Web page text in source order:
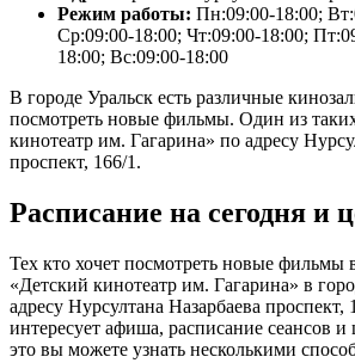
Режим работы: Пн:09:00-18:00;
Ср:09:00-18:00; Чт:09:00-18:00;
18:00; Вс:09:00-18:00
В городе Уральск есть различные
посмотреть новые фильмы. Один из
кинотеатр им. Гагарина» по адресу
проспект, 166/1.
Расписание на сегодня и
Тех кто хочет посмотреть новые фильмы
«Детский кинотеатр им. Гагарина» в
адресу Нурсултана Назарбаева проспект,
интересует афиша, расписание сеансов
это вы можете узнать несколькими